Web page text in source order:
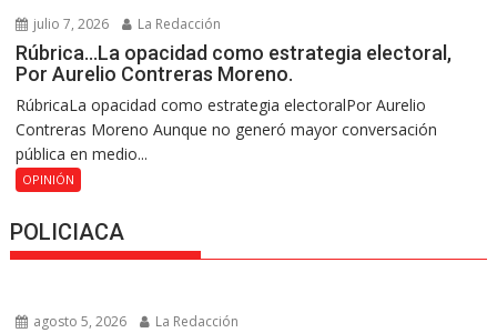
julio 7, 2026 La Redacción
Rúbrica…La opacidad como estrategia electoral,
Por Aurelio Contreras Moreno.
RúbricaLa opacidad como estrategia electoralPor Aurelio
Contreras Moreno Aunque no generó mayor conversación
pública en medio...
OPINIÓN
POLICIACA
agosto 5, 2026 La Redacción